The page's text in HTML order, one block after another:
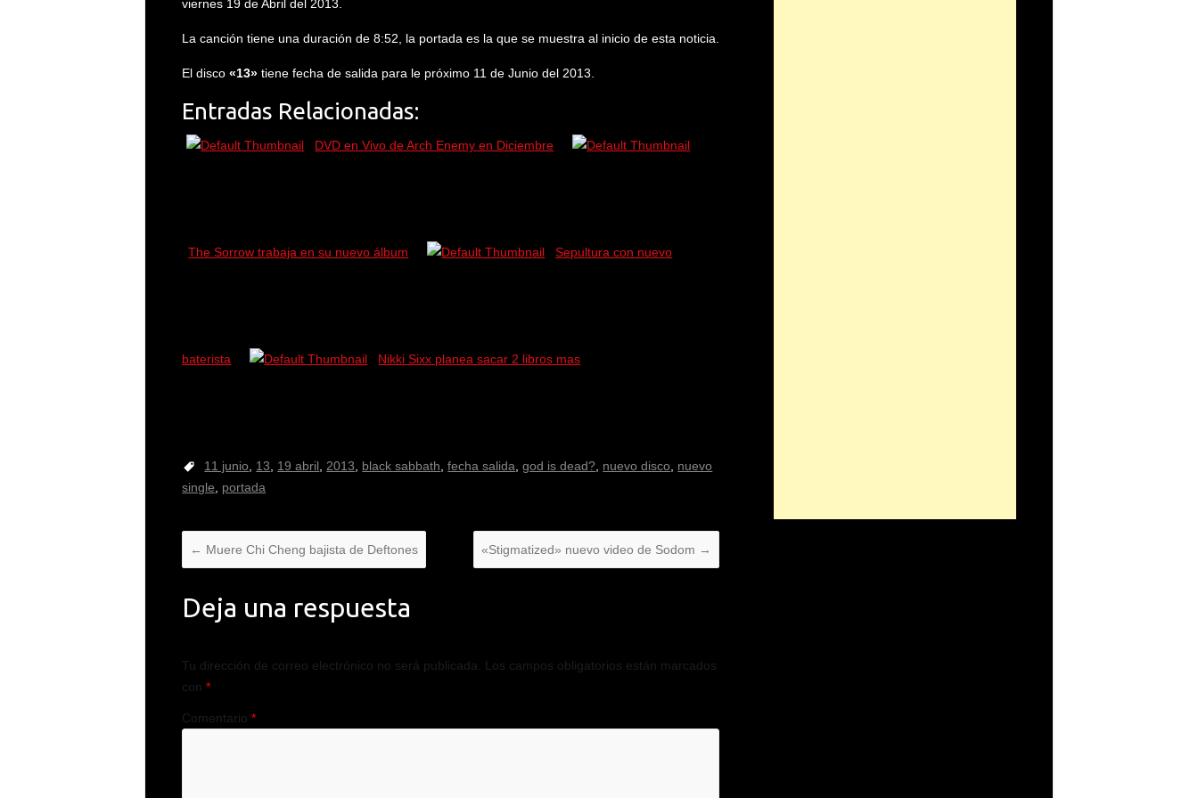
viernes 19 de Abril del 2013.
La canción tiene una duración de 8:52, la portada es la que se muestra al inicio de esta noticia.
El disco«13»tiene fecha de salida para le próximo 11 de Junio del 2013.
Entradas Relacionadas:
DVD en Vivo de Arch Enemy en Diciembre
The Sorrow trabaja en su nuevo álbum Sepultura con nuevo
baterista Nikki Sixx planea sacar 2 libros mas
11 junio, 13, 19 abril,2013, black sabbath,fecha salida,god is dead?, nuevo disco, nuevo
single, portada
← Muere Chi Cheng bajista de Deftones «Stigmatized» nuevo video de Sodom →
Deja una respuesta
Tu dirección de correo electrónico no será publicada.
Los campos obligatorios están marcados
con*
Comentario*